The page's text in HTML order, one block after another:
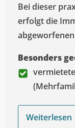
Bei dieser
erfolgt die
Besonders
Weiterlesen